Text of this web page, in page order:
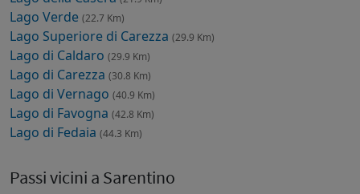
Lago Verde (22.7 Km)
Lago Superiore di Carezza (29.9 Km)
Lago di Caldaro (29.9 Km)
Lago di Carezza (30.8 Km)
Lago di Vernago (40.9 Km)
Lago di Favogna (42.8 Km)
Lago di Fedaia (44.3 Km)
Passi vicini a Sarentino